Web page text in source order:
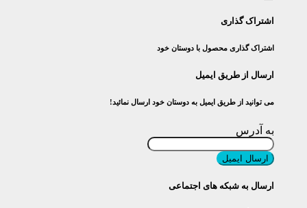
اشتراک گذاری
اشتراک گذاری محصول با دوستان خود
ارسال از طریق ایمیل
می توانید از طریق ایمیل به دوستان خود ارسال نمائید!
به آدرس
ارسال ایمیل
ارسال به شبکه های اجتماعی